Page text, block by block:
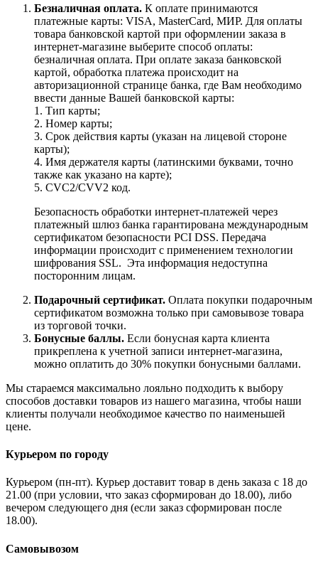
Безналичная оплата. К оплате принимаются
платежные карты: VISA, MasterCard, МИР. Для оплаты
товара банковской картой при оформлении заказа в
интернет-магазине выберите способ оплаты:
безналичная оплата. При оплате заказа банковской
картой, обработка платежа происходит на
авторизационной странице банка, где Вам необходимо
ввести данные Вашей банковской карты:
1. Тип карты;
2. Номер карты;
3. Срок действия карты (указан на лицевой стороне
карты);
4. Имя держателя карты (латинскими буквами, точно
также как указано на карте);
5. CVC2/CVV2 код.
Безопасность обработки интернет-платежей через
платежный шлюз банка гарантирована международным
сертификатом безопасности PCI DSS. Передача
информации происходит с применением технологии
шифрования SSL. Эта информация недоступна
посторонним лицам.
Подарочный сертификат. Оплата покупки подарочным
сертификатом возможна только при самовывозе товара
из торговой точки.
Бонусные баллы. Если бонусная карта клиента
прикреплена к учетной записи интернет-магазина,
можно оплатить до 30% покупки бонусными баллами.
Мы стараемся максимально лояльно подходить к выбору
способов доставки товаров из нашего магазина, чтобы наши
клиенты получали необходимое качество по наименьшей
цене.
Курьером по городу
Курьером (пн-пт). Курьер доставит товар в день заказа с 18 до
21.00 (при условии, что заказ сформирован до 18.00), либо
вечером следующего дня (если заказ сформирован после
18.00).
Самовывозом